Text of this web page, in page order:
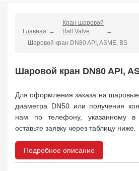
Globe Valve
2191
Клапан регулирующий
Control Valve
2
Клапан обратный
Кран шаровой
Ball Valve
Кран пробковый
Plug Valve
148
Butterfly Valve
Главная
Кран шаровой
Ball Valve
Шаровой кран DN80 API, ASME, BS
Шаровой кран DN80 API,
Для оформления заказа на
диаметра DN50 или получения
нам по телефону, указанному
оставьте заявку через таблицу ниже.
Подробное описание